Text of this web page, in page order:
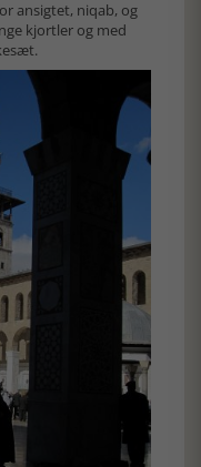
ansigtet, niqab, og
kjortler og med